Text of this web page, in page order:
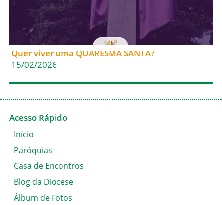
Quer viver uma QUARESMA SANTA?
15/02/2026
Acesso Rápido
Inicio
Paróquias
Casa de Encontros
Blog da Diocese
Álbum de Fotos